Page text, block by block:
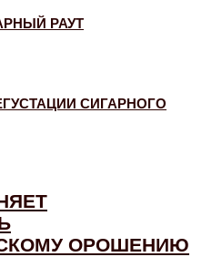
РАУТ
СИГАРНОГО
ОРОШЕНИЮ